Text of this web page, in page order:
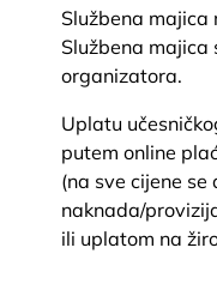
Službena majica
Službena majica
organizatora.
Uplatu
putem online
(na sve cijene
naknada/
ili uplatom na